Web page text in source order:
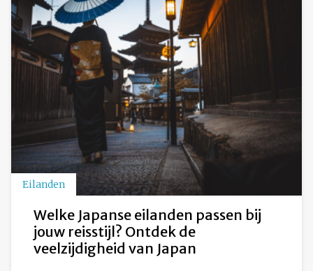
Eilanden
Welke Japanse eilanden passen bij
jouw reisstijl? Ontdek de
veelzijdigheid van Japan